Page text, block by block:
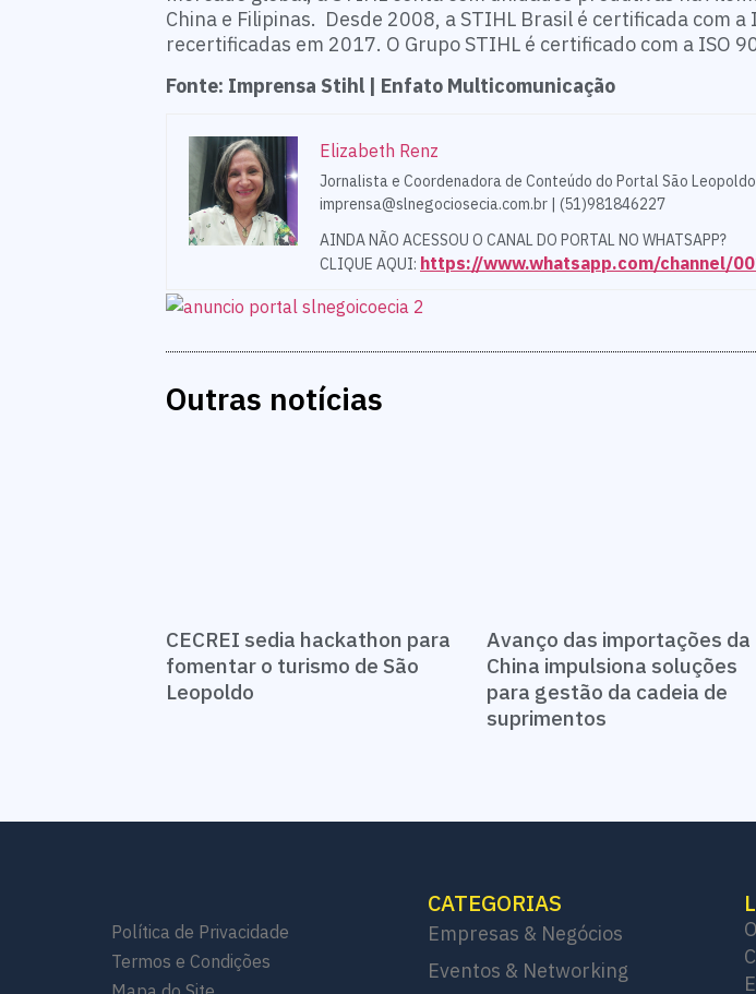
China e Filipinas. Desde 2008, a STIHL Brasil é certificada com a
recertificadas em 2017. O Grupo STIHL é certificado com a ISO
Fonte: Imprensa Stihl | Enfato Multicomunicação
Elizabeth Renz
Jornalista e Coordenadora de Conteúdo do Portal São
imprensa@slnegociosecia.com.br | (51)981846227
AINDA NÃO ACESSOU O CANAL DO PORTAL NO WHATSAPP?
CLIQUE AQUI: https://www.whatsapp.com/channel/
Outras notícias
CECREI sedia hackathon para
fomentar o turismo de São
Leopoldo
Avanço das importações da
China impulsiona soluções
para gestão da cadeia de
suprimentos
Política de Privacidade
Termos e Condições
CATEGORIAS
Empresas & Negócios
Eventos & Networking